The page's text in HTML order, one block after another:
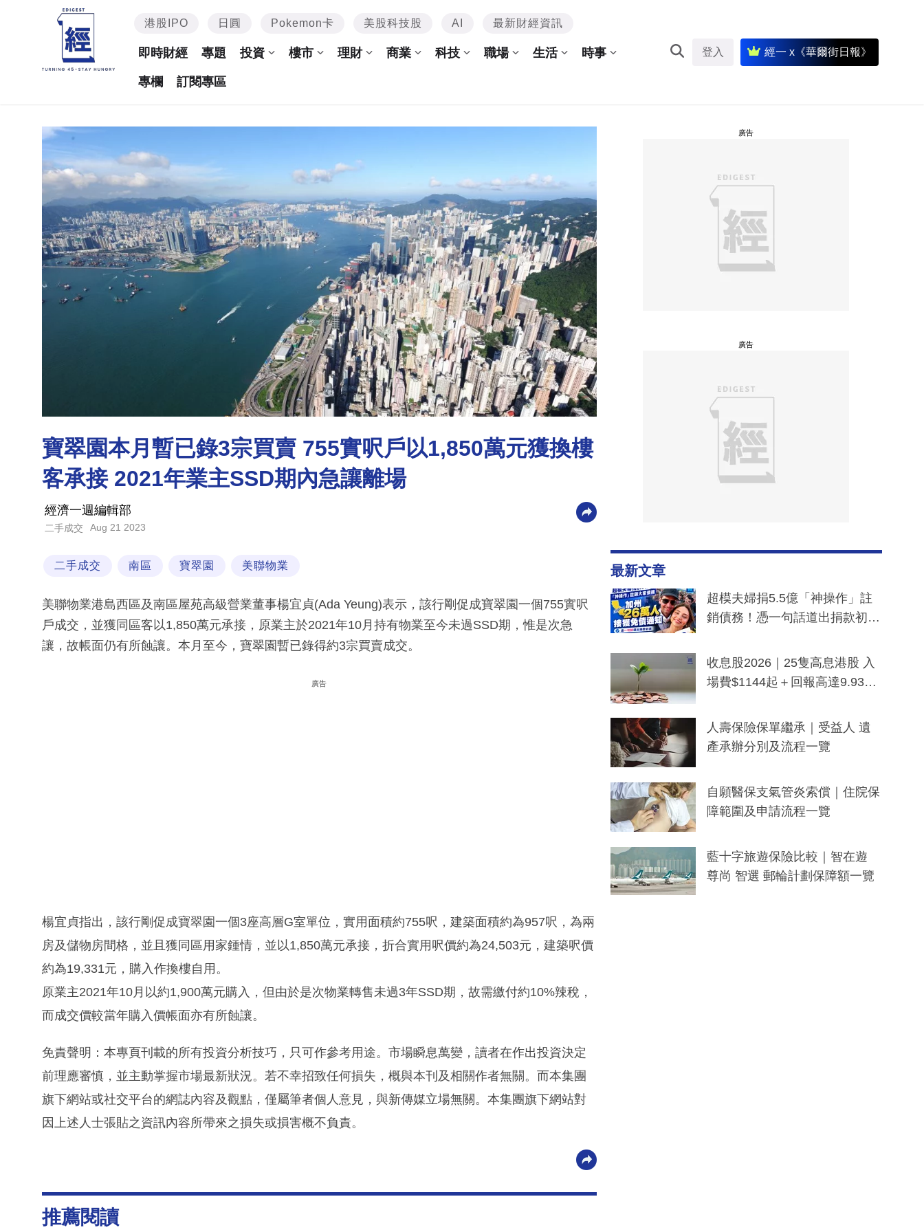
港股IPO 日圓 Pokemon卡 美股科技股 AI 最新財經資訊
即時財經 專題 投資 樓市 理財 商業 科技 職場 生活 時事
專欄 訂閱專區
登入 經一 x《華爾街日報》
寶翠園本月暫已錄3宗買賣 755實呎戶以1,850萬元獲換樓
客承接 2021年業主SSD期內急讓離場
經濟一週編輯部
二手成交 Aug 21 2023
二手成交 南區 寶翠園 美聯物業
美聯物業港島西區及南區屋苑高級營業董事楊宜貞(Ada Yeung)表示，該行剛促成寶翠園一個755實呎
戶成交，並獲同區客以1,850萬元承接，原業主於2021年10月持有物業至今未過SSD期，惟是次急
讓，故帳面仍有所蝕讓。本月至今，寶翠園暫已錄得約3宗買賣成交。
廣告
楊宜貞指出，該行剛促成寶翠園一個3座高層G室單位，實用面積約755呎，建築面積約為957呎，為兩
房及儲物房間格，並且獲同區用家鍾情，並以1,850萬元承接，折合實用呎價約為24,503元，建築呎價
約為19,331元，購入作換樓自用。
原業主2021年10月以約1,900萬元購入，但由於是次物業轉售未過3年SSD期，故需繳付約10%辣稅，
而成交價較當年購入價帳面亦有所蝕讓。
免責聲明：本專頁刊載的所有投資分析技巧，只可作參考用途。市場瞬息萬變，讀者在作出投資決定
前理應審慎，並主動掌握市場最新狀況。若不幸招致任何損失，概與本刊及相關作者無關。而本集團
旗下網站或社交平台的網誌內容及觀點，僅屬筆者個人意見，與新傳媒立場無關。本集團旗下網站對
因上述人士張貼之資訊內容所帶來之損失或損害概不負責。
推薦閱讀
廣告
廣告
最新文章
超模夫婦捐5.5億「神操作」註
銷債務！憑一句話道出捐款初
一度被誤當詐騙手段
收息股2026｜25隻高息港股 入
場費$1144起＋回報高達9.93
人壽保險保單繼承｜受益人 遺
產承辦分別及流程一覽
自願醫保支氣管炎索償｜住院保
障範圍及申請流程一覽
藍十字旅遊保險比較｜智在遊
尊尚 智選 郵輪計劃保障額一覽